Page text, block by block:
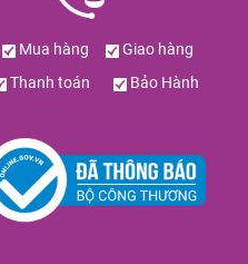
Mua hàng
Giao hàng
Thanh toán
Bảo Hành